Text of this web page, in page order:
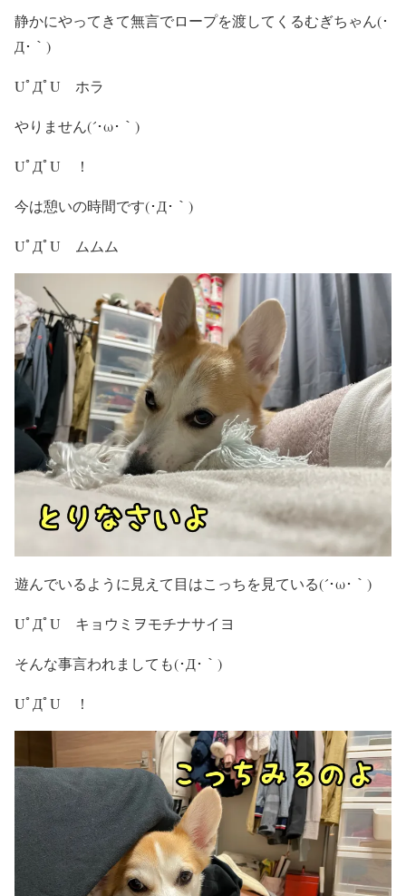
静かにやってきて無言でロープを渡してくるむぎちゃん(･
Д･｀)
UﾟДﾟU ホラ
やりません(´･ω･｀)
UﾟДﾟU ！
今は憩いの時間です(･Д･｀)
UﾟДﾟU ムムム
遊んでいるように見えて目はこっちを見ている(´･ω･｀)
UﾟДﾟU キョウミヲモチナサイヨ
そんな事言われましても(･Д･｀)
UﾟДﾟU ！